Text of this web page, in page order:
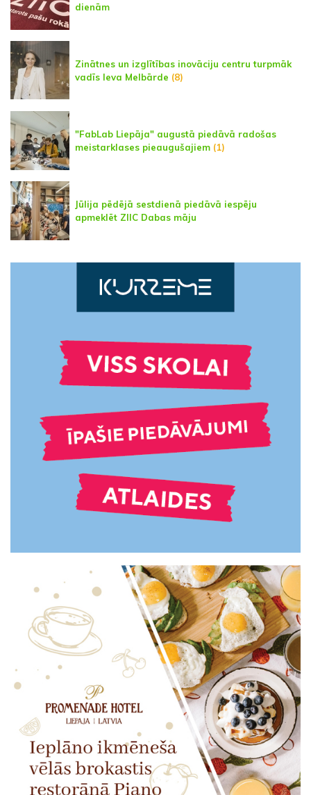
dienām
Zinātnes un izglītības inovāciju centru turpmāk
vadīs Ieva Melbārde (8)
"FabLab Liepāja" augustā piedāvā radošas
meistarklases pieaugušajiem (1)
Jūlija pēdējā sestdienā piedāvā iespēju
apmeklēt ZIIC Dabas māju